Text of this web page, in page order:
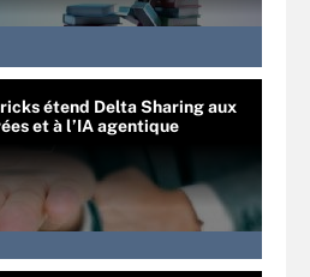
étend Delta Sharing aux
et à l’IA agentique